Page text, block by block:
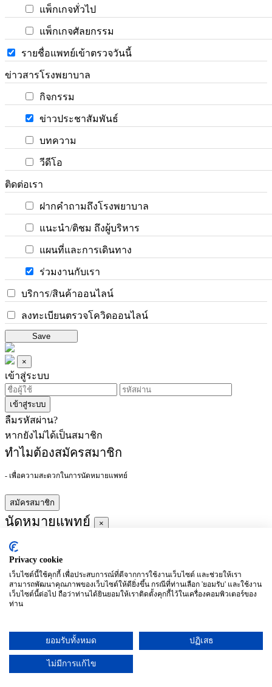
แพ็กเกจทั่วไป
แพ็กเกจศัลยกรรม
รายชื่อแพทย์เข้าตรวจวันนี้
ข่าวสารโรงพยาบาล
กิจกรรม
ข่าวประชาสัมพันธ์
บทความ
วีดีโอ
ติดต่อเรา
ฝากคำถามถึงโรงพยาบาล
แนะนำ/ติชม ถึงผู้บริหาร
แผนที่และการเดินทาง
ร่วมงานกับเรา
บริการ/สินค้าออนไลน์
ลงทะเบียนตรวจโควิดออนไลน์
Save
×
เข้าสู่ระบบ
เข้าสู่ระบบ
ลืมรหัสผ่าน?
หากยังไม่ได้เป็นสมาชิก
ทำไมต้องสมัครสมาชิก
- เพื่อความสะดวกในการนัดหมายแพทย์
สมัครสมาชิก
นัดหมายแพทย์ ×
ผู้ชำนาญการ
ประจำ :
อาทิตย์
จันทร์
(27/09)
อังคาร
(28/09)
พุธ
พฤหัสบดี
ศุกร์
เสาร์
Privacy cookie
เว็บไซต์นี้ใช้คุกกี้ เพื่อประสบการณ์ที่ดีจากการใช้งานเว็บไซต์ และช่วยให้เรา
สามารถพัฒนาคุณภาพของเว็บไซต์ให้ดียิ่งขึ้น กรณีที่ท่านเลือก 'ยอมรับ' และใช้งาน
เว็บไซต์นี้ต่อไป ถือว่าท่านได้ยินยอมให้เราติดตั้งคุกกี้ไว้ในเครื่องคอมพิวเตอร์ของ
ท่าน
ยอมรับทั้งหมด ปฏิเสธ
ไม่มีการแก้ไข